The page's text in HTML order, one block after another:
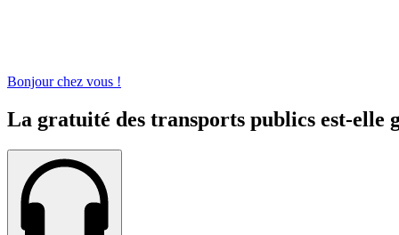
Bonjour chez vous !
La gratuité des transports publics est-elle